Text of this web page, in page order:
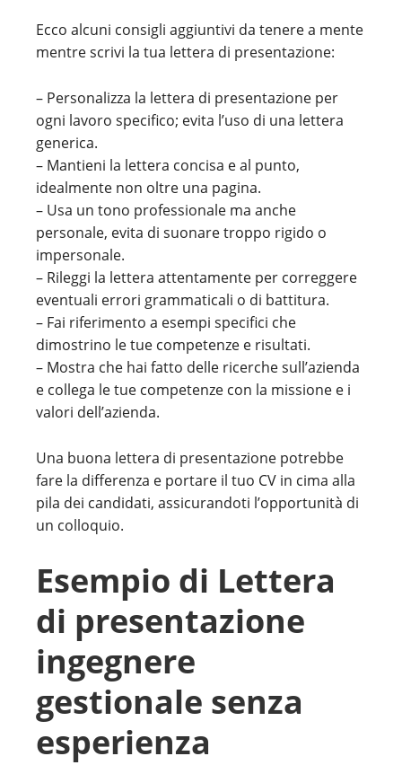
Ecco alcuni consigli aggiuntivi da tenere a mente
mentre scrivi la tua lettera di presentazione:
– Personalizza la lettera di presentazione per
ogni lavoro specifico; evita l’uso di una lettera
generica.
– Mantieni la lettera concisa e al punto,
idealmente non oltre una pagina.
– Usa un tono professionale ma anche
personale, evita di suonare troppo rigido o
impersonale.
– Rileggi la lettera attentamente per correggere
eventuali errori grammaticali o di battitura.
– Fai riferimento a esempi specifici che
dimostrino le tue competenze e risultati.
– Mostra che hai fatto delle ricerche sull’azienda
e collega le tue competenze con la missione e i
valori dell’azienda.
Una buona lettera di presentazione potrebbe
fare la differenza e portare il tuo CV in cima alla
pila dei candidati, assicurandoti l’opportunità di
un colloquio.
Esempio di Lettera
di presentazione
ingegnere
gestionale senza
esperienza